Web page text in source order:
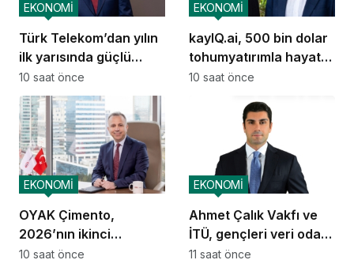
Türk Telekom’dan yılın
ilk yarısında güçlü
performans
EKONOMİ
10 saat önce
kayIQ.ai, 500 bin dolar
tohumyatırımla hayata
geçti
EKONOMİ
10 saat önce
OYAK Çimento,
2026’nın ikinci
çeyreğinde olumlu
EKONOMİ
10 saat önce
Ahmet Çalık Vakfı ve
İTÜ, gençleri veri odaklı
geleceğe hazırlıyor
EKONOMİ
11 saat önce